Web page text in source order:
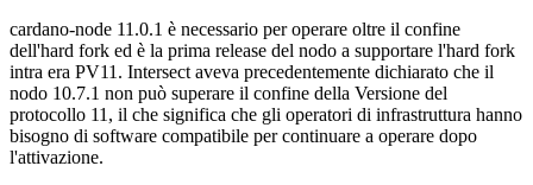
cardano-node 11.0.1 è necessario per operare oltre il confine
dell'hard fork ed è la prima release del nodo a supportare l'hard fork
intra era PV11. Intersect aveva precedentemente dichiarato che il
nodo 10.7.1 non può superare il confine della Versione del
protocollo 11, il che significa che gli operatori di infrastruttura hanno
bisogno di software compatibile per continuare a operare dopo
l'attivazione.